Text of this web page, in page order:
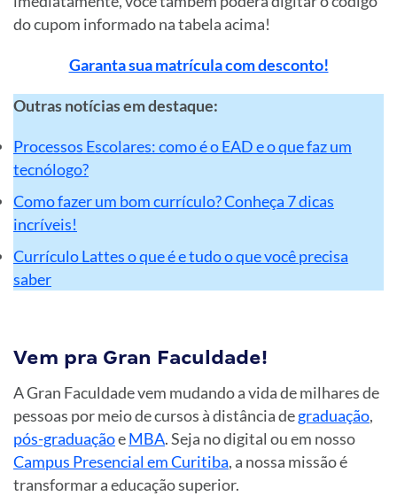
do cupom informado na tabela acima!
Garanta sua matrícula com desconto!
Outras notícias em destaque:
Processos Escolares: como é o EAD e o que faz um
tecnólogo?
Como fazer um bom currículo? Conheça 7 dicas
incríveis!
Currículo Lattes o que é e tudo o que você precisa
saber
Vem pra Gran Faculdade!
A Gran Faculdade vem mudando a vida de milhares de
pessoas por meio de cursos à distância degraduação,
pós-graduaçãoeMBA. Seja no digital ou em nosso
Campus Presencial em Curitiba, a nossa missão é
transformar a educação superior.